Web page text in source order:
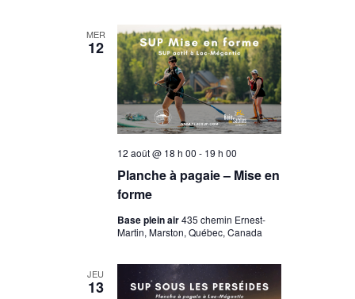
MER
12
Planche à pagaie – Mise en
forme
12 août @ 18 h 00 - 19 h 00
Base plein air435 chemin Ernest-
Martin, Marston, Québec, Canada
JEU
13